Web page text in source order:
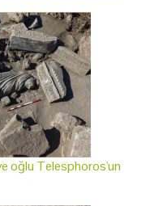
oğlu Telesphoros'un